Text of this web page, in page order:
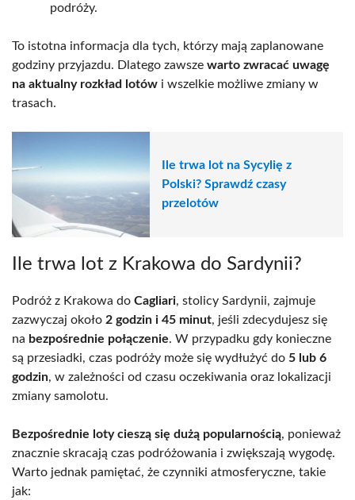
podróży.
To istotna informacja dla tych, którzy mają zaplanowane
godziny przyjazdu. Dlatego zawsze warto zwracać uwagę
na aktualny rozkład lotów i wszelkie możliwe zmiany w
trasach.
Ile trwa lot na Sycylię z
Polski? Sprawdź czasy
przelotów
Ile trwa lot z Krakowa do Sardynii?
Podróż z Krakowa do Cagliari, stolicy Sardynii, zajmuje
zazwyczaj około 2 godzin i 45 minut, jeśli zdecydujesz się
na bezpośrednie połączenie. W przypadku gdy konieczne
są przesiadki, czas podróży może się wydłużyć do 5 lub 6
godzin, w zależności od czasu oczekiwania oraz lokalizacji
zmiany samolotu.
Bezpośrednie loty cieszą się dużą popularnością, ponieważ
znacznie skracają czas podróżowania i zwiększają wygodę.
Warto jednak pamiętać, że czynniki atmosferyczne, takie
jak: